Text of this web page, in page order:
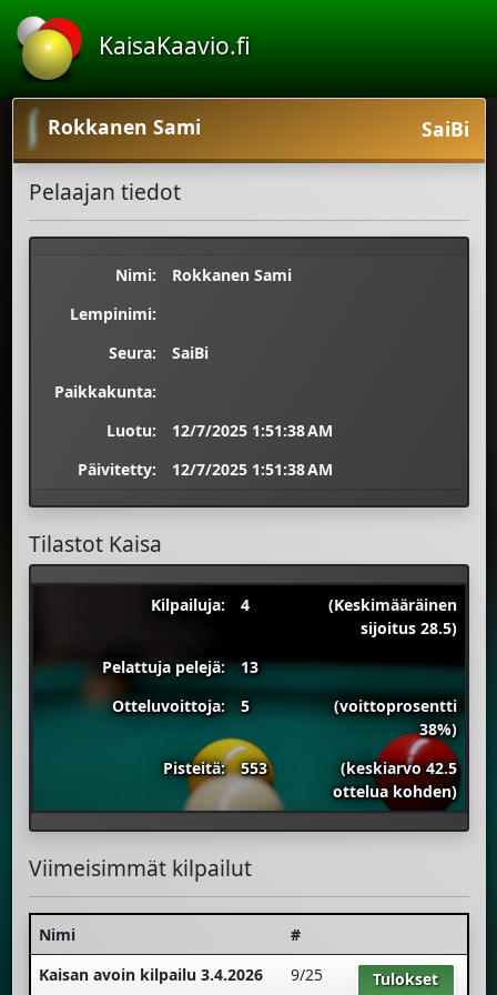
KaisaKaavio.fi
Rokkanen Sami SaiBi
Pelaajan tiedot
Nimi:
Rokkanen Sami
Lempinimi:
Seura:
SaiBi
Paikkakunta:
Luotu:
12/7/2025 1:51:38 AM
Päivitetty:
12/7/2025 1:51:38 AM
Tilastot Kaisa
Kilpailuja: 4
(Keskimääräinen
sijoitus 28.5)
Pelattuja pelejä:
13
Otteluvoittoja:
5
(voittoprosentti
38%)
Pisteitä:
553
(keskiarvo 42.5
ottelua kohden)
Viimeisimmät kilpailut
Nimi
#
Kaisan avoin kilpailu 3.4.2026
9/25 Tulokset